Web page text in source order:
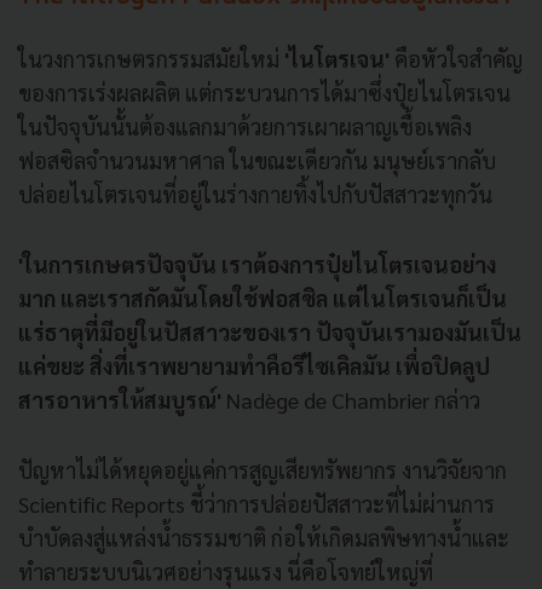
ในวงการเกษตรกรรมสมัยใหม่ 'ไนโตรเจน' คือหัวใจสำคัญ
ของการเร่งผลผลิต แต่กระบวนการได้มาซึ่งปุ๋ยไนโตรเจน
ในปัจจุบันนั้นต้องแลกมาด้วยการเผาผลาญเชื้อเพลิง
ฟอสซิลจำนวนมหาศาล ในขณะเดียวกัน มนุษย์เรากลับ
ปล่อยไนโตรเจนที่อยู่ในร่างกายทิ้งไปกับปัสสาวะทุกวัน
'ในการเกษตรปัจจุบัน เราต้องการปุ๋ยไนโตรเจนอย่าง
มาก และเราสกัดมันโดยใช้ฟอสซิล แต่ไนโตรเจนก็เป็น
แร่ธาตุที่มีอยู่ในปัสสาวะของเรา ปัจจุบันเรามองมันเป็น
แค่ขยะ สิ่งที่เราพยายามทำคือรีไซเคิลมัน เพื่อปิดลูป
สารอาหารให้สมบูรณ์' Nadège de Chambrier กล่าว
ปัญหาไม่ได้หยุดอยู่แค่การสูญเสียทรัพยากร งานวิจัยจาก
Scientific Reports ชี้ว่าการปล่อยปัสสาวะที่ไม่ผ่านการ
บำบัดลงสู่แหล่งน้ำธรรมชาติ ก่อให้เกิดมลพิษทางน้ำและ
ทำลายระบบนิเวศอย่างรุนแรง นี่คือโจทย์ใหญ่ที่